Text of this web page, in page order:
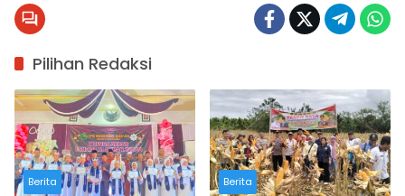
Pilihan Redaksi
Berita Berita